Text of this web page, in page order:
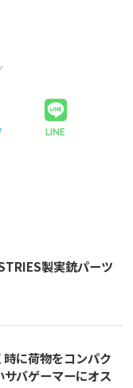
LINE
製実銃パーツ
に荷物をコンパク
サバゲーマーにオス